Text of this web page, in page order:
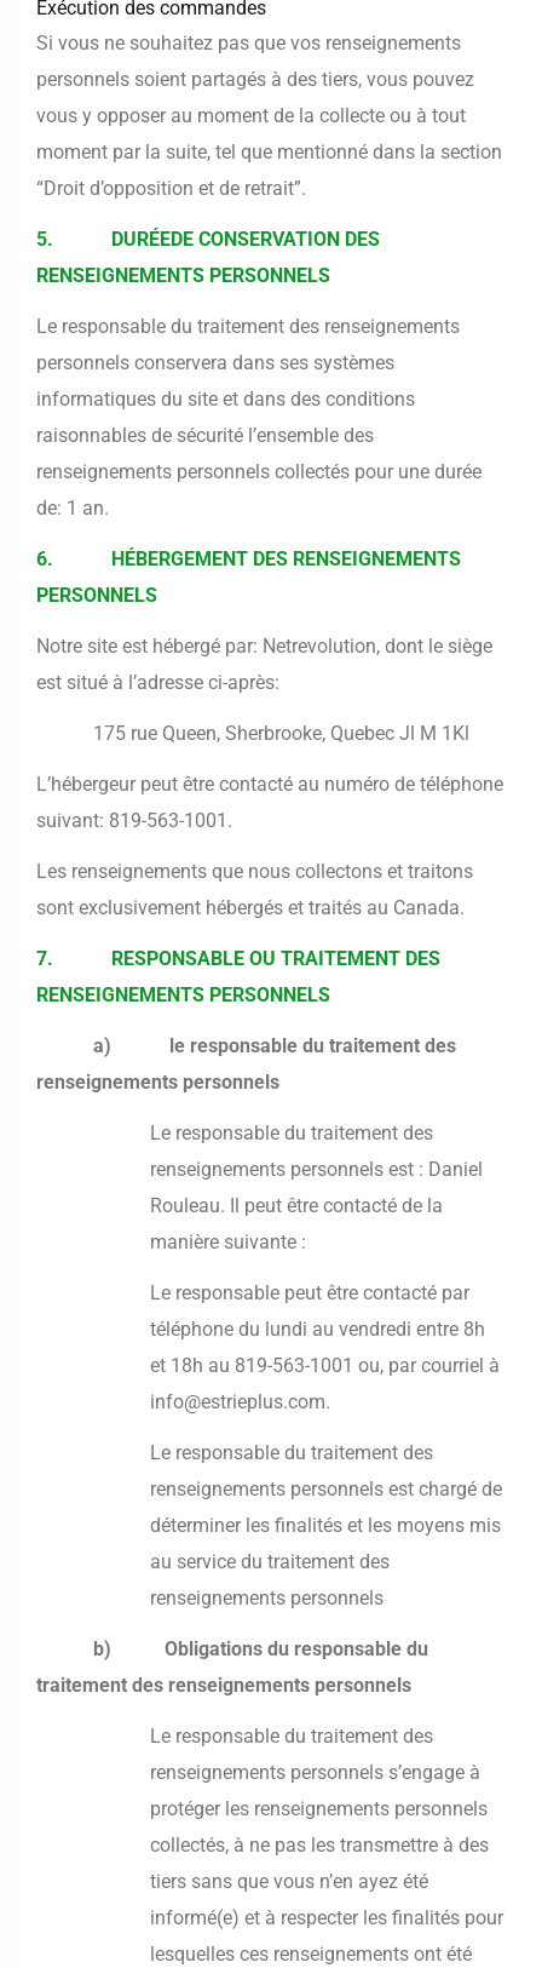
Exécution des commandes
Si vous ne souhaitez pas que vos renseignements
personnels soient partagés à des tiers, vous pouvez
vous y opposer au moment de la collecte ou à tout
moment par la suite, tel que mentionné dans la section
“Droit d’opposition et de retrait”.
5. DURÉEDE CONSERVATION DES
RENSEIGNEMENTS PERSONNELS
Le responsable du traitement des renseignements
personnels conservera dans ses systèmes
informatiques du site et dans des conditions
raisonnables de sécurité l’ensemble des
renseignements personnels collectés pour une durée
de: 1 an.
6. HÉBERGEMENT DES RENSEIGNEMENTS
PERSONNELS
Notre site est hébergé par: Netrevolution, dont le siège
est situé à l’adresse ci-après:
175 rue Queen, Sherbrooke, Quebec Jl M 1Kl
L’hébergeur peut être contacté au numéro de téléphone
suivant: 819-563-1001.
Les renseignements que nous collectons et traitons
sont exclusivement hébergés et traités au Canada.
7. RESPONSABLE OU TRAITEMENT DES
RENSEIGNEMENTS PERSONNELS
a) le responsable du traitement des
renseignements personnels
Le responsable du traitement des
renseignements personnels est : Daniel
Rouleau. Il peut être contacté de la
manière suivante :
Le responsable peut être contacté par
téléphone du lundi au vendredi entre 8h
et 18h au 819-563-1001 ou, par courriel à
info@estrieplus.com.
Le responsable du traitement des
renseignements personnels est chargé de
déterminer les finalités et les moyens mis
au service du traitement des
renseignements personnels
b) Obligations du responsable du
traitement des renseignements personnels
Le responsable du traitement des
renseignements personnels s’engage à
protéger les renseignements personnels
collectés, à ne pas les transmettre à des
tiers sans que vous n’en ayez été
informé(e) et à respecter les finalités pour
lesquelles ces renseignements ont été